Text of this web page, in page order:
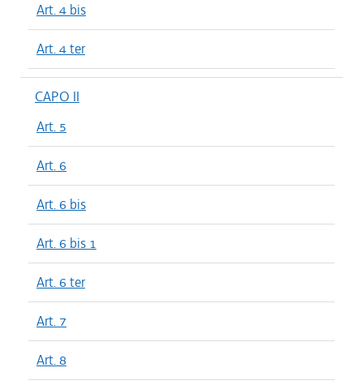
Art. 4 bis
Art. 4 ter
CAPO II
Art. 5
Art. 6
Art. 6 bis
Art. 6 bis 1
Art. 6 ter
Art. 7
Art. 8